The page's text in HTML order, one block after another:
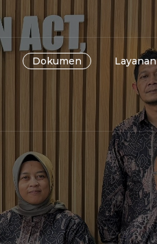
Dokumen Layanan